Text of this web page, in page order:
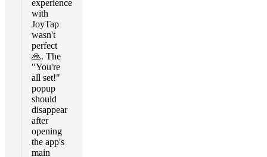
experience
with
JoyTap
wasn't
perfect
🙏. The
"You're
all set!"
popup
should
disappear
after
opening
the app's
main